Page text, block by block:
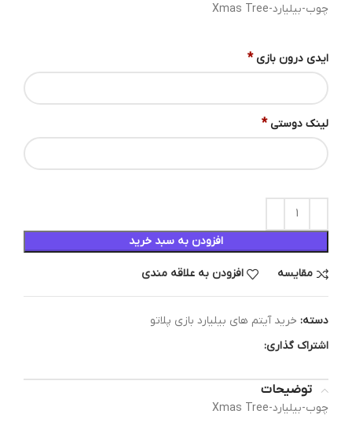
چوب-بیلیارد-Xmas Tree
ایدی درون بازی *
لینک دوستی *
افزودن به سبد خرید
مقایسه افزودن به علاقه مندی
دسته: خرید آیتم های بیلیارد بازی پلاتو
اشتراک گذاری:
توضیحات
چوب-بیلیارد-Xmas Tree